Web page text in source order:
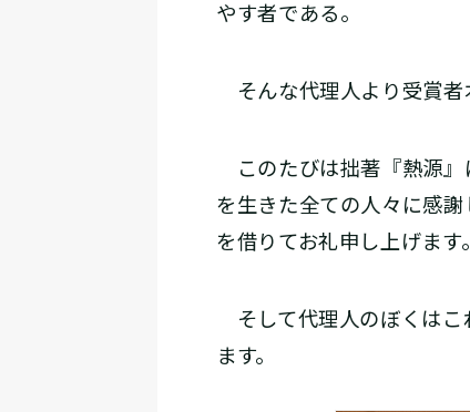
やす者である。
そんな代理人より受賞者
このたびは拙著『熱源』
を生きた全ての人々に感
を借りてお礼申し上げます。
そして代理人のぼくはこ
ます。